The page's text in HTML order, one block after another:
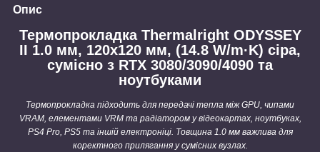
Опис
Термопрокладка Thermalright ODYSSEY
II 1.0 мм, 120x120 мм, (14.8 W/m·K) сіра,
сумісно з RTX 3080/3090/4090 та
ноутбуками
Термопрокладка підходить для передачі тепла між GPU, чипами
VRAM, елементами VRM та радіатором у відеокартах, ноутбуках,
PS4 Pro, PS5 та іншій електроніці. Товщина 1.0 мм важлива для
коректного прилягання у сумісних вузлах.